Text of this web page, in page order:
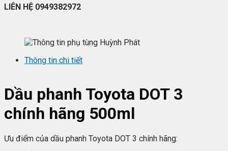
LIÊN HỆ 0949382972
Thông tin chi tiết
Dầu phanh Toyota DOT 3
chính hãng 500ml
Ưu điểm của dầu phanh Toyota DOT 3 chính hãng: